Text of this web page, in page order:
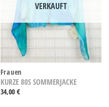
VERKAUFT
Frauen
KURZE 80S SOMMERJACKE
34,00 €